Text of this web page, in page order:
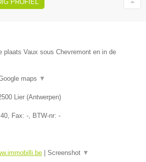
PROFIEL
plaats Vaux sous Chevremont en in de
maps ▼
Lier (Antwerpen)
, Fax: -, BTW-nr: -
Screenshot ▼